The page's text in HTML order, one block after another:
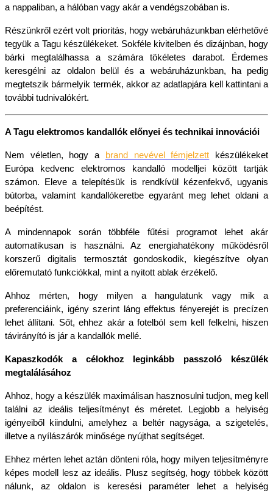
a nappaliban, a hálóban vagy akár a vendégszobában is.
Részünkről ezért volt prioritás, hogy webáruházunkban elérhetővé
tegyük a Tagu készülékeket. Sokféle kivitelben és dizájnban, hogy
bárki megtalálhassa a számára tökéletes darabot. Érdemes
keresgélni az oldalon belül és a webáruházunkban, ha pedig
megtetszik bármelyik termék, akkor az adatlapjára kell kattintani a
további tudnivalókért.
A Tagu elektromos kandallók előnyei és technikai innovációi
Nem véletlen, hogy a brand nevével fémjelzett készülékeket
Európa kedvenc elektromos kandalló modelljei között tartják
számon. Eleve a telepítésük is rendkívül kézenfekvő, ugyanis
bútorba, valamint kandallókeretbe egyaránt meg lehet oldani a
beépítést.
A mindennapok során többféle fűtési programot lehet akár
automatikusan is használni. Az energiahatékony működésről
korszerű digitalis termosztát gondoskodik, kiegészítve olyan
előremutató funkciókkal, mint a nyitott ablak érzékelő.
Ahhoz mérten, hogy milyen a hangulatunk vagy mik a
preferenciáink, igény szerint láng effektus fényerejét is precízen
lehet állítani. Sőt, ehhez akár a fotelból sem kell felkelni, hiszen
távirányító is jár a kandallók mellé.
Kapaszkodók a célokhoz leginkább passzoló készülék
megtalálásához
Ahhoz, hogy a készülék maximálisan hasznosulni tudjon, meg kell
találni az ideális teljesítményt és méretet. Legjobb a helyiség
igényeiből kiindulni, amelyhez a beltér nagysága, a szigetelés,
illetve a nyílászárók minősége nyújthat segítséget.
Ehhez mérten lehet aztán dönteni róla, hogy milyen teljesítményre
képes modell lesz az ideális. Plusz segítség, hogy többek között
nálunk, az oldalon is keresési paraméter lehet a helyiség